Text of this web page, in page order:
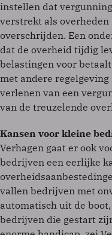
instellen dat
verstrekt als
overschrijden. Een
dat de overheid tijdig
belastingen voor
met andere
verlenen van een
van de treuzelende
Kansen voor kleine
Verhagen gaat er ook
bedrijven een eerlijke
vallen bedrijven met
automatisch uit de
bedrijven die gestart